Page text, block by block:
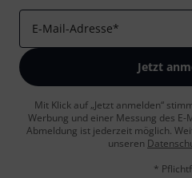
E-Mail-Adresse*
Jetzt
Mit Klick auf „Jetzt anmelden“
Werbung und einer Messung des
Abmeldung ist jederzeit möglich.
unseren
*